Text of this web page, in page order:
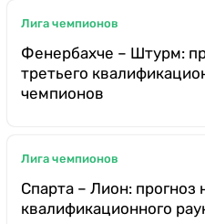
Лига чемпионов
Фенербахче – Штурм:
третьего
чемпионов
Лига чемпионов
Спарта – Лион: прогноз
квалификационного